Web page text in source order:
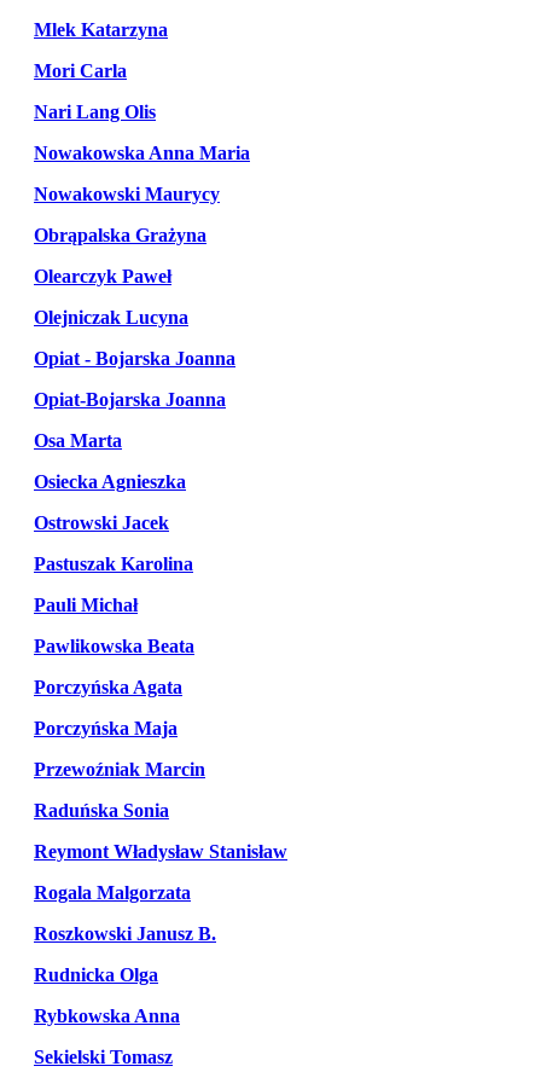
Mlek Katarzyna
Mori Carla
Nari Lang Olis
Nowakowska Anna Maria
Nowakowski Maurycy
Obrąpalska Grażyna
Olearczyk Paweł
Olejniczak Lucyna
Opiat - Bojarska Joanna
Opiat-Bojarska Joanna
Osa Marta
Osiecka Agnieszka
Ostrowski Jacek
Pastuszak Karolina
Pauli Michał
Pawlikowska Beata
Porczyńska Agata
Porczyńska Maja
Przewoźniak Marcin
Raduńska Sonia
Reymont Władysław Stanisław
Rogala Malgorzata
Roszkowski Janusz B.
Rudnicka Olga
Rybkowska Anna
Sekielski Tomasz